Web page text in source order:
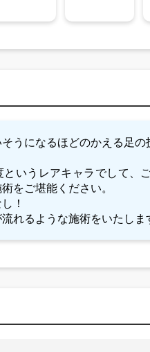
うになるほどのかえる足
というレアキャラでして、
をご堪能ください。
！
れるような施術をいたし